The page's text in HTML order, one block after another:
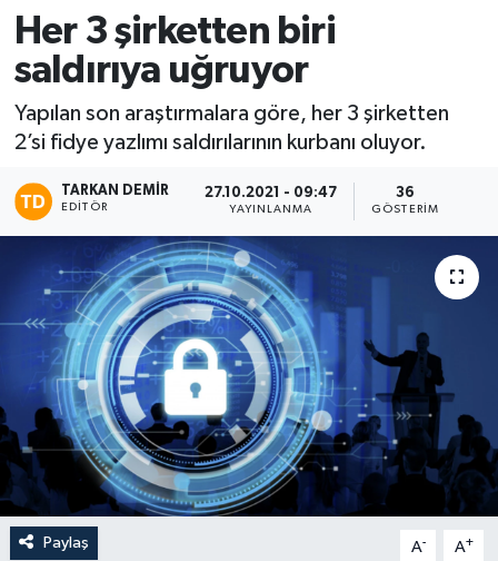
Her 3 şirketten biri
saldırıya uğruyor
​​​​​​​Yapılan son araştırmalara göre, her 3 şirketten
2’si fidye yazlımı saldırılarının kurbanı oluyor.
TARKAN DEMIR
EDITÖR
27.10.2021 - 09:47
YAYINLANMA
36
GÖSTERIM
Paylaş A- A+
Eskişehir Trafik Yoğunluk Haritası
Süper Lig Puan Durumu ve Fikstür
Tüm Manşetler
Son Dakika Haberleri
Haber Arşivi